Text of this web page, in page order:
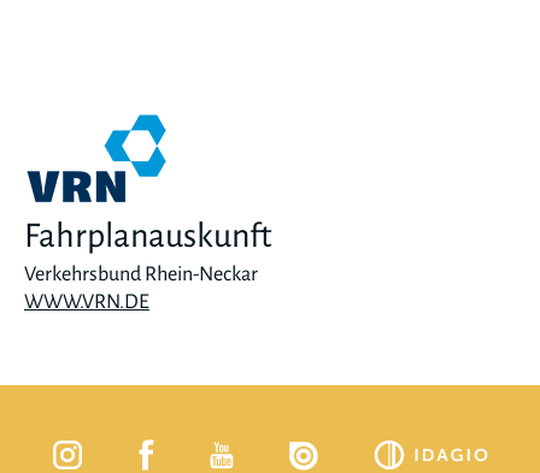
Fahrplanauskunft
Verkehrsbund Rhein-Neckar
WWW.VRN.DE